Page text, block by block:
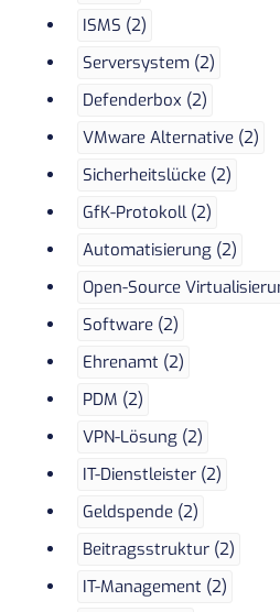
ISMS (2)
Serversystem (2)
Defenderbox (2)
VMware Alternative (2)
Sicherheitslücke (2)
GfK-Protokoll (2)
Automatisierung (2)
Open-Source
Software (2)
Ehrenamt (2)
PDM (2)
VPN-Lösung (2)
IT-Dienstleister (2)
Geldspende (2)
Beitragsstruktur (2)
IT-Management (2)